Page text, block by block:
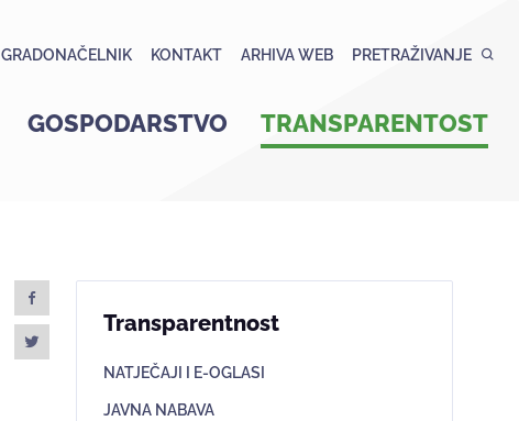
GRADONAČELNIK KONTAKT ARHIVA WEB PRETRAŽIVANJE
GOSPODARSTVO TRANSPARENTOST
Transparentnost
NATJEČAJI I E-OGLASI
JAVNA NABAVA